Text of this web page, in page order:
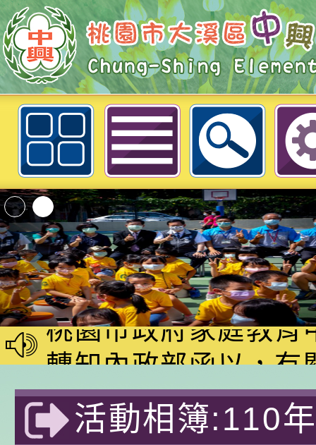
110年大溪區國民中小學市運田徑
「2026桃園市孔廟
動—儒門初開 智慧
桃園市政府家庭教育
家8月課程資訊」、
電影營」、「祖孫樂
「愛『原原』不絕-
轉知內政部函以，有
員會函釋公務員留職
赴陸應申請許可一案
中興國民小學115學
期第1次第7-9招代課
本校「115學年度國
活動相簿:110